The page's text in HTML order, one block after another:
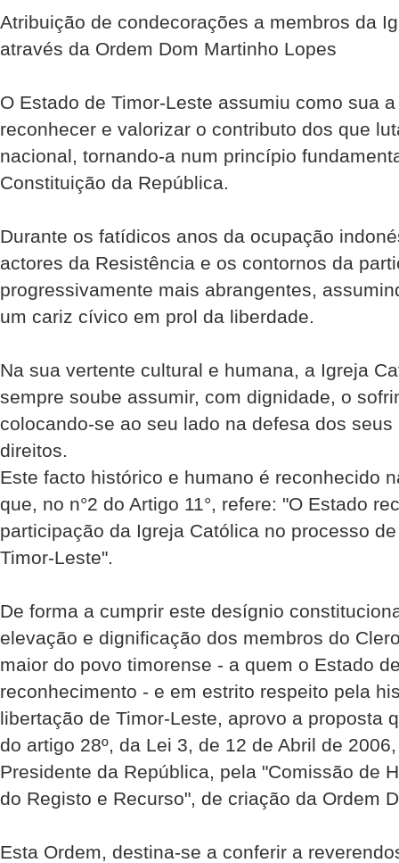
Atribuição de condecorações a membros da
através da Ordem Dom Martinho Lopes
O Estado de Timor-Leste assumiu como sua
reconhecer e valorizar o contributo dos que
nacional, tornando-a num princípio
Constituição da República.
Durante os fatídicos anos da ocupação
actores da Resistência e os contornos da
progressivamente mais abrangentes,
um cariz cívico em prol da liberdade.
Na sua vertente cultural e humana, a Igreja
sempre soube assumir, com dignidade, o
colocando-se ao seu lado na defesa dos
direitos.
Este facto histórico e humano é reconhecido
que, no n°2 do Artigo 11°, refere: "O Estado
participação da Igreja Católica no processo
Timor-Leste".
De forma a cumprir este desígnio
elevação e dignificação dos membros do
maior do povo timorense - a quem o Estado
reconhecimento - e em estrito respeito pela
libertação de Timor-Leste, aprovo a proposta
do artigo 28º, da Lei 3, de 12 de Abril de
Presidente da República, pela "Comissão de
do Registo e Recurso", de criação da Ordem
Esta Ordem, destina-se a conferir a